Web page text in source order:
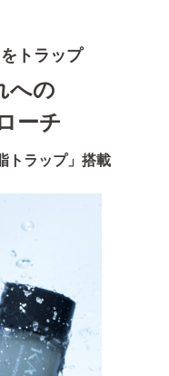
トラップ
への
ーチ
トラップ」搭載​